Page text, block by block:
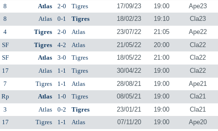
8
Atlas 2-0 Tigres 17/09/23 19:00
Ape23
8
Atlas 0-1 Tigres 18/02/23 19:10
Cla23
4
Tigres 2-0 Atlas 23/07/22 21:05
Ape22
SF
Tigres 4-2 Atlas 21/05/22 20:00
Cla22
SF
Atlas 3-0 Tigres 18/05/22 21:00
Cla22
17
Atlas 1-1 Tigres 30/04/22 19:00
Cla22
7
Tigres 1-1 Atlas 28/08/21 19:00
Ape21
Rp
Atlas 1-0 Tigres 08/05/21 19:00
Cla21
3
Atlas 0-2 Tigres 23/01/21 19:00
Cla21
17
Tigres 1-1 Atlas 07/11/20 19:00
Ape20